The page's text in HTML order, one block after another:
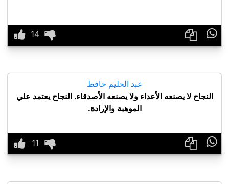

عبد الحليم حافظ
النجاح لا يصنعه الأعداء ولا يصنعه الأصدقاء. النجاح يعتمد علي
الموهبة والإرادة.
